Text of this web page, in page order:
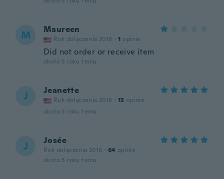
M Maureen
Rok dołączenia 2018 · 1 opinie
Did not order or receive item
około 5 roku temu
J Jeanette
Rok dołączenia 2018 · 13 opinie
około 5 roku temu
J Josée
Rok dołączenia 2016 · 64 opinie
około 5 roku temu